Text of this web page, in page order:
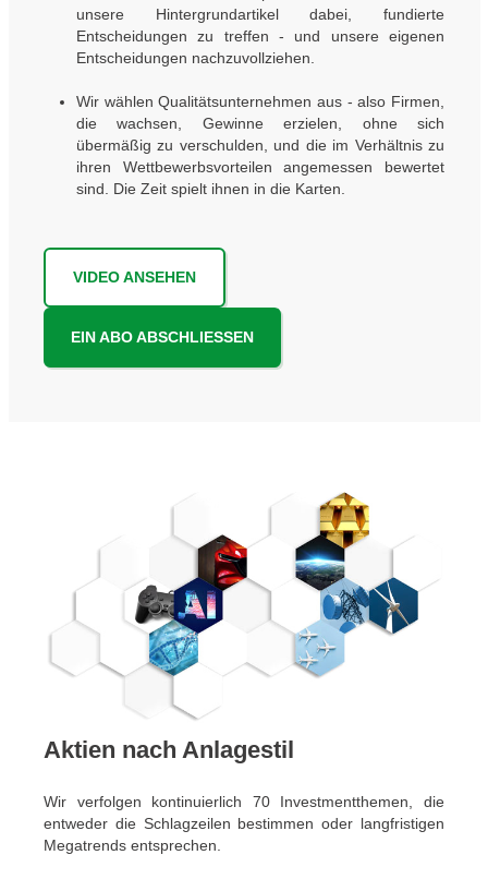
unsere Hintergrundartikel dabei, fundierte
Entscheidungen zu treffen - und unsere eigenen
Entscheidungen nachzuvollziehen.
Wir wählen Qualitätsunternehmen aus - also Firmen,
die wachsen, Gewinne erzielen, ohne sich
übermäßig zu verschulden, und die im Verhältnis zu
ihren Wettbewerbsvorteilen angemessen bewertet
sind. Die Zeit spielt ihnen in die Karten.
VIDEO ANSEHEN
EIN ABO ABSCHLIESSEN
Aktien nach Anlagestil
Wir verfolgen kontinuierlich 70 Investmentthemen, die
entweder die Schlagzeilen bestimmen oder langfristigen
Megatrends entsprechen.